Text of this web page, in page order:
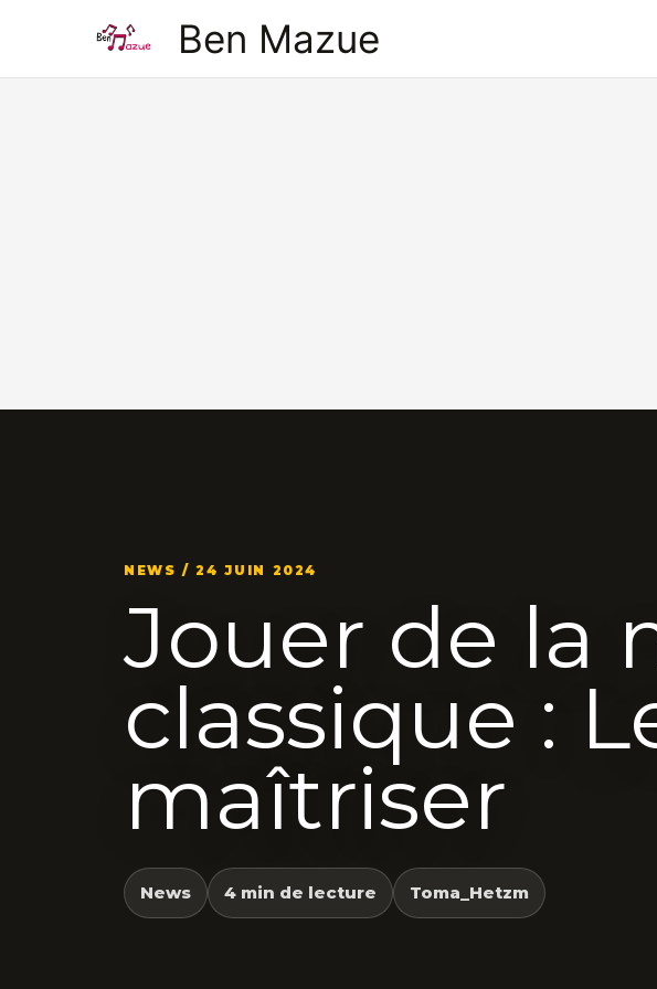
Ben Mazue
NEWS / 24 JUIN 2024
Jouer de la
classique :
maîtriser
News 4 min de lecture Toma_Hetzm